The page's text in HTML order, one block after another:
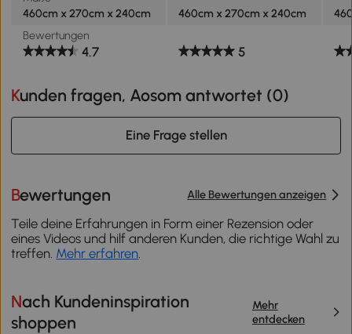
460cm x 270cm x 240cm
460cm x 270cm x 240cm
Bewertungen
4.7 5
Kunden fragen, Aosom antwortet (0)
Eine Frage stellen
Bewertungen Alle Bewertungen anzeigen
Teile deine Erfahrungen in Form einer Rezension oder
eines Videos und hilf anderen Kunden, die richtige Wahl zu
treffen. Mehr erfahren.
Nach Kundeninspiration
shoppen
Mehr
entdecken